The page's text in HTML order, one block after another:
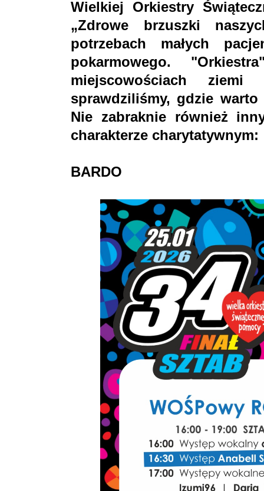
Wielkiej Orkiestry
„Zdrowe brzuszki
potrzebach małych
pokarmowego.
miejscowościach
sprawdziliśmy, gdzie
Nie zabraknie również
charakterze charytatywnym:
BARDO